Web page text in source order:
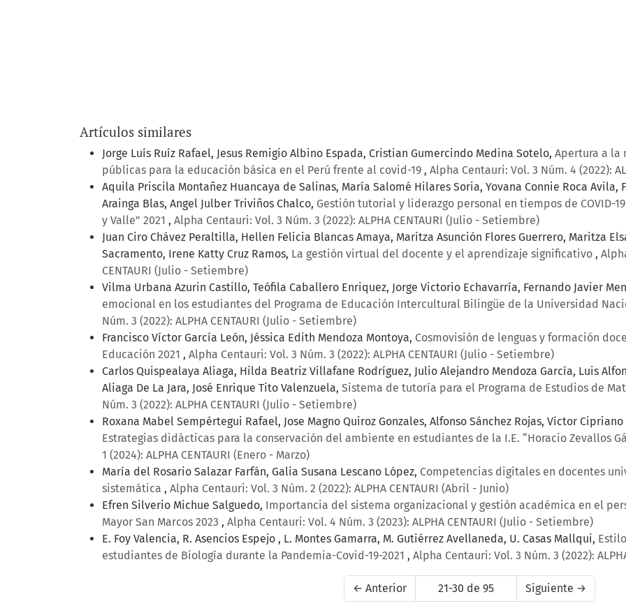
Artículos similares
Jorge Luís Ruíz Rafael, Jesus Remigio Albino Espada, Cristian Gumercindo Medina Sotelo, Apertura a la
públicas para la educación básica en el Perú frente al covid-19 , Alpha Centauri: Vol. 3 Núm. 4 (2022):
Aquila Priscila Montañez Huancaya de Salinas, María Salomé Hilares Soria, Yovana Connie Roca Avila,
Arainga Blas, Angel Julber Triviños Chalco, Gestión tutorial y liderazgo personal en tiempos de COVID-
y Valle” 2021 , Alpha Centauri: Vol. 3 Núm. 3 (2022): ALPHA CENTAURI (Julio - Setiembre)
Juan Ciro Chávez Peraltilla, Hellen Felicia Blancas Amaya, Maritza Asunción Flores Guerrero, Maritza
Sacramento, Irene Katty Cruz Ramos, La gestión virtual del docente y el aprendizaje significativo ,
CENTAURI (Julio - Setiembre)
Vilma Urbana Azurin Castillo, Teófila Caballero Enriquez, Jorge Victorio Echavarría, Fernando Javier
emocional en los estudiantes del Programa de Educación Intercultural Bilingüe de la Universidad
Núm. 3 (2022): ALPHA CENTAURI (Julio - Setiembre)
Francisco Víctor García León, Jéssica Edith Mendoza Montoya, Cosmovisión de lenguas y formación
Educación 2021 , Alpha Centauri: Vol. 3 Núm. 3 (2022): ALPHA CENTAURI (Julio - Setiembre)
Carlos Quispealaya Aliaga, Hilda Beatriz Villafane Rodríguez, Julio Alejandro Mendoza García, Luis
Aliaga De La Jara, José Enrique Tito Valenzuela, Sistema de tutoría para el Programa de Estudios de
Núm. 3 (2022): ALPHA CENTAURI (Julio - Setiembre)
Roxana Mabel Sempértegui Rafael, Jose Magno Quiroz Gonzales, Alfonso Sánchez Rojas, Víctor
Estrategias didácticas para la conservación del ambiente en estudiantes de la I.E. “Horacio Zevallos
1 (2024): ALPHA CENTAURI (Enero - Marzo)
María del Rosario Salazar Farfán, Galia Susana Lescano López, Competencias digitales en docentes
sistemática , Alpha Centauri: Vol. 3 Núm. 2 (2022): ALPHA CENTAURI (Abril - Junio)
Efren Silverio Michue Salguedo, Importancia del sistema organizacional y gestión académica en el
Mayor San Marcos 2023 , Alpha Centauri: Vol. 4 Núm. 3 (2023): ALPHA CENTAURI (Julio - Setiembre)
E. Foy Valencia, R. Asencios Espejo , L. Montes Gamarra, M. Gutiérrez Avellaneda, U. Casas Mallqui,
estudiantes de Biología durante la Pandemia-Covid-19-2021 , Alpha Centauri: Vol. 3 Núm. 3 (2022):
← Anterior 21-30 de 95 Siguiente →